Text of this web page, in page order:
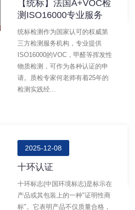
【统标】法国A+VOC检
测ISO16000专业服务
统标检测作为国家认可的权威第
三方检测服务机构，专业提供
ISO16000的VOC，甲醛等挥发性
物质检测，可作为各种认证的申
请。质检专家何老师有着25年的
检测实践经...
2025-12-08
十环认证
十环标志(中国环境标志)是标示在
产品或其包装上的一种"证明性商
标"。它表明产品不仅质量合格，